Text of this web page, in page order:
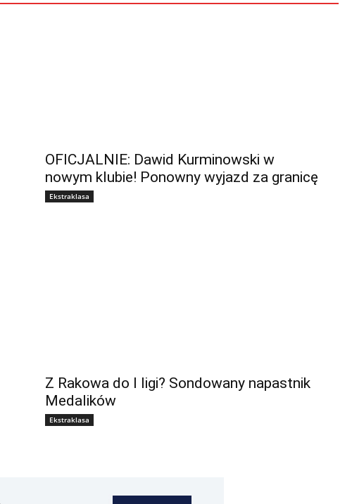
OFICJALNIE: Dawid Kurminowski w
nowym klubie! Ponowny wyjazd za granicę
Ekstraklasa
Z Rakowa do I ligi? Sondowany napastnik
Medalików
Ekstraklasa